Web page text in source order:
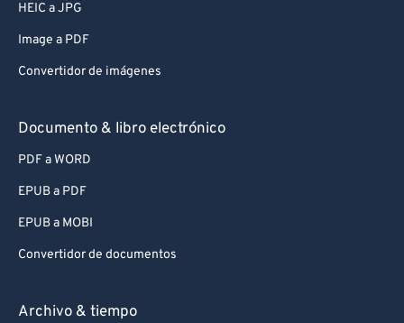
HEIC a JPG
Image a PDF
Convertidor de imágenes
Documento & libro electrónico
PDF a WORD
EPUB a PDF
EPUB a MOBI
Convertidor de documentos
Archivo & tiempo